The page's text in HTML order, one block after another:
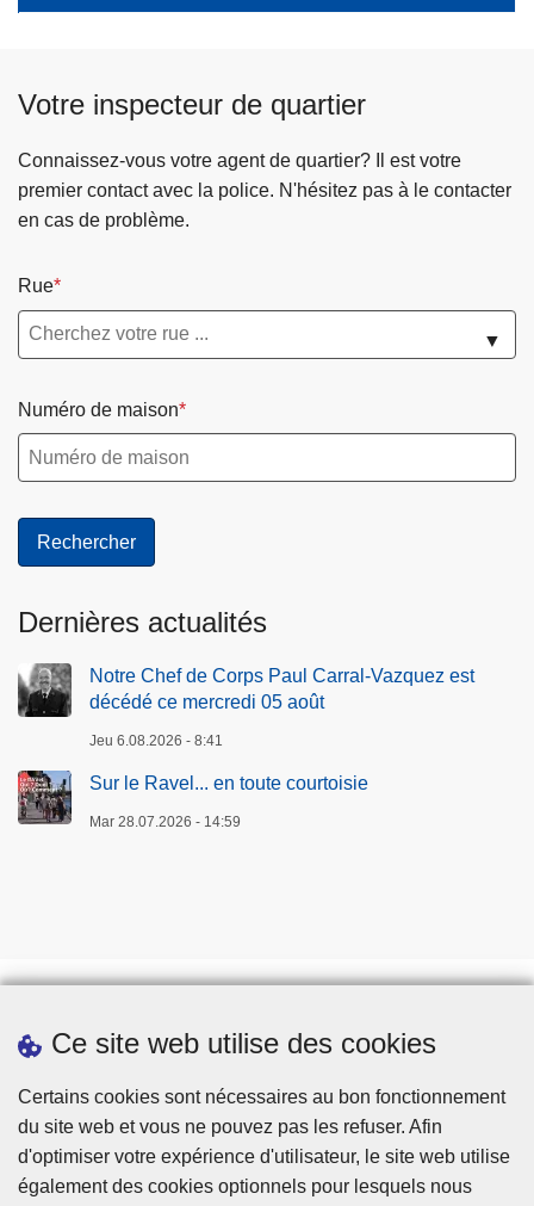
Ce site web utilise des cookies
Certains cookies sont nécessaires au bon fonctionnement
du site web et vous ne pouvez pas les refuser. Afin
d'optimiser votre expérience d'utilisateur, le site web utilise
également des cookies optionnels pour lesquels nous
Votre inspecteur de quartier
Connaissez-vous votre agent de quartier? Il est votre
premier contact avec la police. N'hésitez pas à le contacter
en cas de problème.
Rue
▼
Numéro de maison
Dernières actualités
Notre Chef de Corps Paul Carral-Vazquez est
décédé ce mercredi 05 août
Jeu 6.08.2026 - 8:41
Sur le Ravel... en toute courtoisie
Mar 28.07.2026 - 14:59
Téléchargements
Presse